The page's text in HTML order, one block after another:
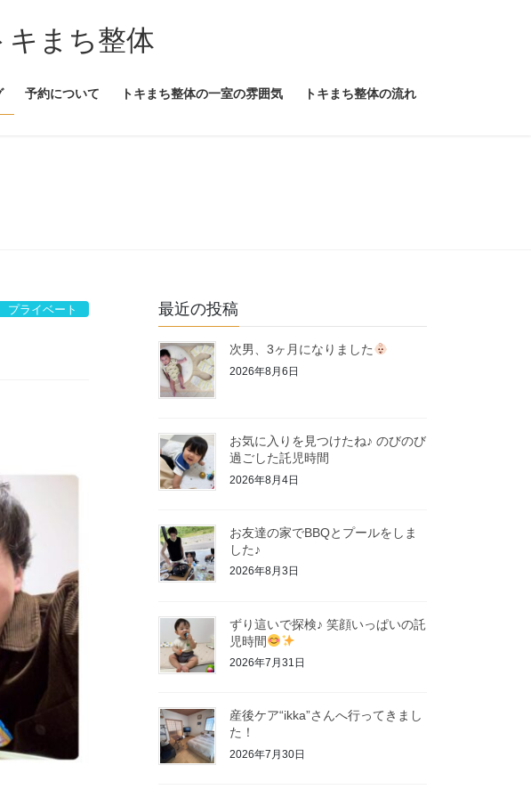
キまち整体
予約について トキまち整体の一室の雰囲気 トキまち整体の流れ
プライベート 最近の投稿
次男、3ヶ月になりました
2026年8月6日
お気に入りを見つけたね♪ のびのび
過ごした託児時間
2026年8月4日
お友達の家でBBQとプールをしま
した♪
2026年8月3日
ずり這いで探検♪ 笑顔いっぱいの託
児時間
2026年7月31日
産後ケア“ikka”さんへ行ってきまし
た！
2026年7月30日